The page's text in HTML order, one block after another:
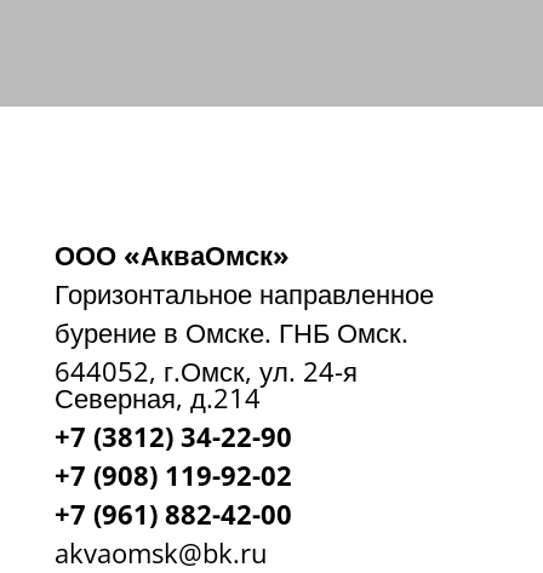
ООО «АкваОмск»
Горизонтальное направленное
бурение в Омске. ГНБ Омск.
644052, г.Омск, ул. 24-я
Северная, д.214
+7 (3812) 34-22-90
+7 (908) 119-92-02
+7 (961) 882-42-00
akvaomsk@bk.ru